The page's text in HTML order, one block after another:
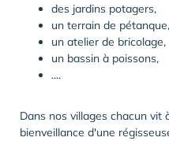
des jardins potagers,
un terrain de pétanque,
un atelier de bricolage,
un bassin à poissons,
....
Dans nos villages chacun vit
bienveillance d'une